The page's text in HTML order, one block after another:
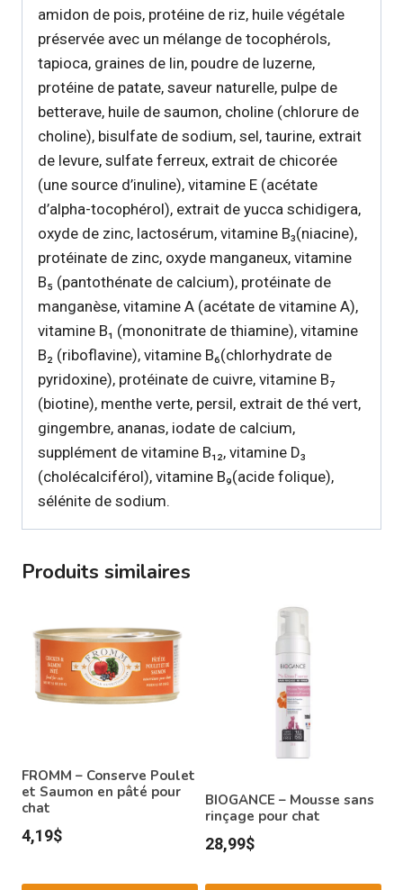
amidon de pois, protéine de riz, huile végétale
préservée avec un mélange de tocophérols,
tapioca, graines de lin, poudre de luzerne,
protéine de patate, saveur naturelle, pulpe de
betterave, huile de saumon, choline (chlorure de
choline), bisulfate de sodium, sel, taurine, extrait
de levure, sulfate ferreux, extrait de chicorée
(une source d’inuline), vitamine E (acétate
d’alpha-tocophérol), extrait de yucca schidigera,
oxyde de zinc, lactosérum, vitamine B₃(niacine),
protéinate de zinc, oxyde manganeux, vitamine
B₅ (pantothénate de calcium), protéinate de
manganèse, vitamine A (acétate de vitamine A),
vitamine B₁ (mononitrate de thiamine), vitamine
B₂ (riboflavine), vitamine B₆(chlorhydrate de
pyridoxine), protéinate de cuivre, vitamine B₇
(biotine), menthe verte, persil, extrait de thé vert,
gingembre, ananas, iodate de calcium,
supplément de vitamine B₁₂, vitamine D₃
(cholécalciférol), vitamine B₉(acide folique),
sélénite de sodium.
Produits similaires
FROMM – Conserve Poulet
et Saumon en pâté pour
chat
4,19$
BIOGANCE – Mousse sans
rinçage pour chat
28,99$